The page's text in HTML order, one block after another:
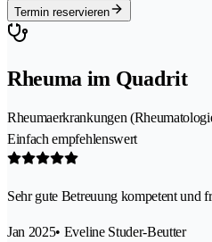
Termin reservieren
Rheuma im Quadrit
Rheumaerkrankungen
Einfach empfehlenswert
Sehr gute Betreuung kompetent und
Jan 2025• Eveline Studer-Beutter